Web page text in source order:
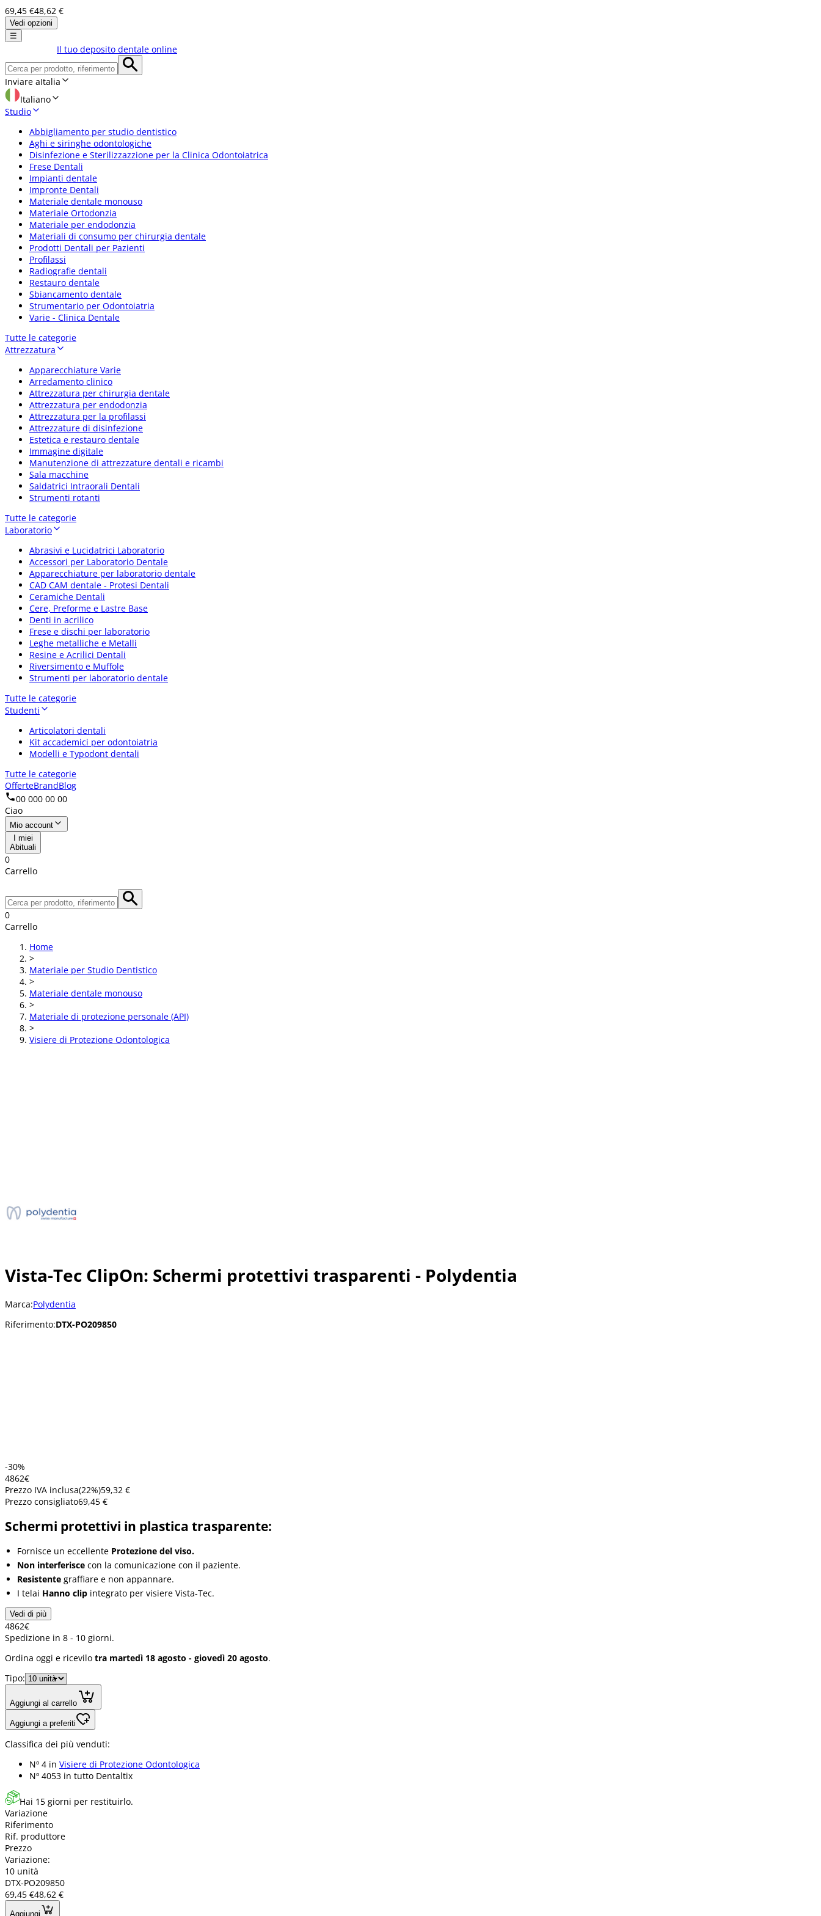
69,45 €48,62 €
Vedi opzioni
☰
Il tuo deposito dentale online
Inviare aItalia
Italiano
Studio
Abbigliamento per studio dentistico
Aghi e siringhe odontologiche
Disinfezione e Sterilizzazzione per la Clinica Odontoiatrica
Frese Dentali
Impianti dentale
Impronte Dentali
Materiale dentale monouso
Materiale Ortodonzia
Materiale per endodonzia
Materiali di consumo per chirurgia dentale
Prodotti Dentali per Pazienti
Profilassi
Radiografie dentali
Restauro dentale
Sbiancamento dentale
Strumentario per Odontoiatria
Varie - Clinica Dentale
Tutte le categorie
Attrezzatura
Apparecchiature Varie
Arredamento clinico
Attrezzatura per chirurgia dentale
Attrezzatura per endodonzia
Attrezzatura per la profilassi
Attrezzature di disinfezione
Estetica e restauro dentale
Immagine digitale
Manutenzione di attrezzature dentali e ricambi
Sala macchine
Saldatrici Intraorali Dentali
Strumenti rotanti
Tutte le categorie
Laboratorio
Abrasivi e Lucidatrici Laboratorio
Accessori per Laboratorio Dentale
Apparecchiature per laboratorio dentale
CAD CAM dentale - Protesi Dentali
Ceramiche Dentali
Cere, Preforme e Lastre Base
Denti in acrilico
Frese e dischi per laboratorio
Leghe metalliche e Metalli
Resine e Acrilici Dentali
Riversimento e Muffole
Strumenti per laboratorio dentale
Tutte le categorie
Studenti
Articolatori dentali
Kit accademici per odontoiatria
Modelli e Typodont dentali
Tutte le categorie
OfferteBrandBlog
00 000 00 00
Ciao
Mio account
I miei
Abituali
0
Carrello
0
Carrello
Home
>
Materiale per Studio Dentistico
>
Materiale dentale monouso
>
Materiale di protezione personale (API)
>
Visiere di Protezione Odontologica
Vista-Tec ClipOn: Schermi protettivi trasparenti - Polydentia
Marca:Polydentia
Riferimento:DTX-PO209850
-30%
4862€
Prezzo IVA inclusa(22%)59,32 €
Prezzo consigliato69,45 €
Schermi protettivi in plastica trasparente:
Fornisce un eccellente Protezione del viso.
Non interferisce con la comunicazione con il paziente.
Resistente graffiare e non appannare.
I telai Hanno clip integrato per visiere Vista-Tec.
Vedi di più
4862€
Spedizione in 8 - 10 giorni.
Ordina oggi e ricevilo tra martedì 18 agosto - giovedì 20 agosto.
Tipo:
Aggiungi al carrello
Aggiungi a preferiti
Classifica dei più venduti:
Nº 4 in Visiere di Protezione Odontologica
Nº 4053 in tutto Dentaltix
Hai 15 giorni per restituirlo.
Variazione
Riferimento
Rif. produttore
Prezzo
Variazione:
10 unità
DTX-PO209850
69,45 €48,62 €
Aggiungi